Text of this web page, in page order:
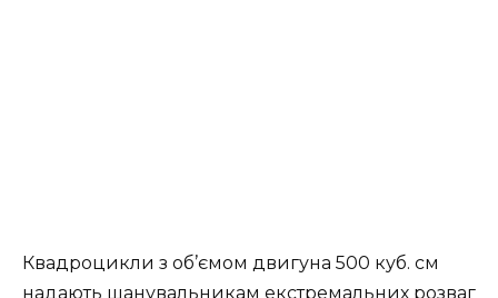
Квадроцикли з об’ємом двигуна 500 куб. см
надають шанувальникам екстремальних розваг